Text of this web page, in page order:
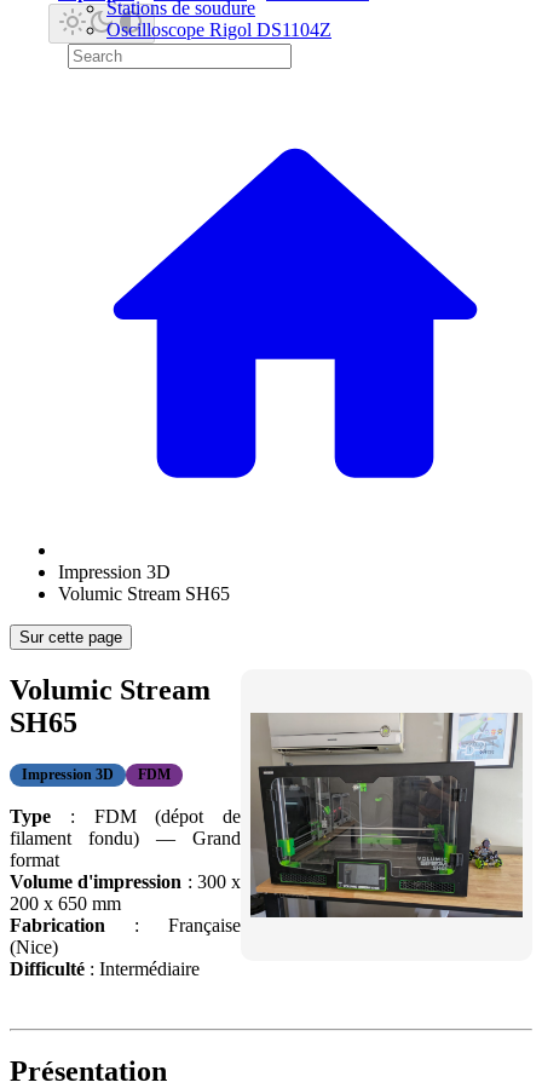
Stations de soudure
Oscilloscope Rigol DS1104Z
Microscope numérique
Impression 3D
Volumic Stream SH65
Sur cette page
Volumic Stream
SH65
Impression 3D FDM
Type : FDM (dépot de
filament fondu) — Grand
format
Volume d'impression : 300 x
200 x 650 mm
Fabrication : Française
(Nice)
Difficulté : Intermédiaire
Présentation